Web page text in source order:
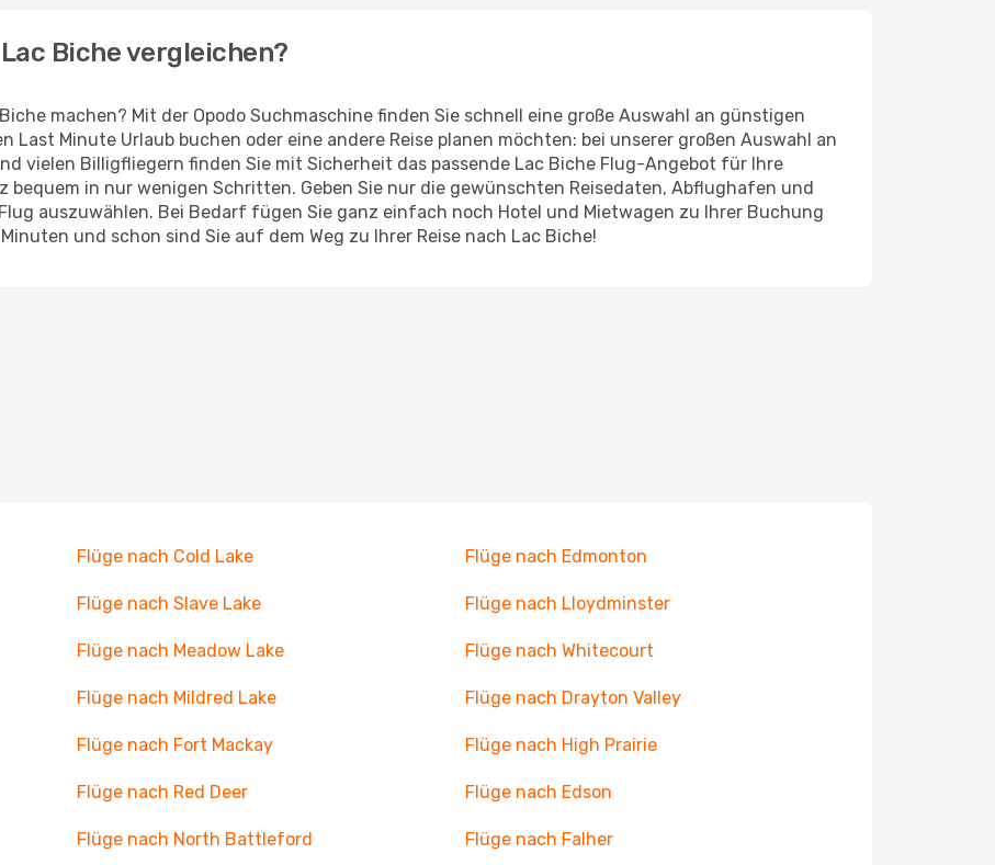
Biche vergleichen?
machen? Mit der Opodo Suchmaschine finden Sie schnell eine große Auswahl an günstigen
Last Minute Urlaub buchen oder eine andere Reise planen möchten: bei unserer großen Auswahl an
vielen Billigfliegern finden Sie mit Sicherheit das passende Lac Biche Flug-Angebot für Ihre
bequem in nur wenigen Schritten. Geben Sie nur die gewünschten Reisedaten, Abflughafen und
auszuwählen. Bei Bedarf fügen Sie ganz einfach noch Hotel und Mietwagen zu Ihrer Buchung
und schon sind Sie auf dem Weg zu Ihrer Reise nach Lac Biche!
Flüge nach Cold Lake Flüge nach Edmonton
Flüge nach Slave Lake Flüge nach Lloydminster
Flüge nach Meadow Lake Flüge nach Whitecourt
Flüge nach Mildred Lake Flüge nach Drayton Valley
Flüge nach Fort Mackay Flüge nach High Prairie
Flüge nach Red Deer Flüge nach Edson
Flüge nach North Battleford Flüge nach Falher